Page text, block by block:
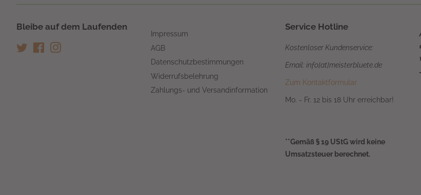
Bleibe auf dem Laufenden
Twitter Facebook
Impressum
AGB
Datenschutzbestimmungen
Widerrufsbelehrung
Zahlungs- und Versandinformation
Service Hotline
Kostenloser Kundenservice:
Email: info[at]meisterbluete.de
Zum Kontaktformular
Mo. - Fr. 12 bis 18 Uhr erreichbar!
**Gemäß § 19 UStG wird keine
Umsatzsteuer berechnet.